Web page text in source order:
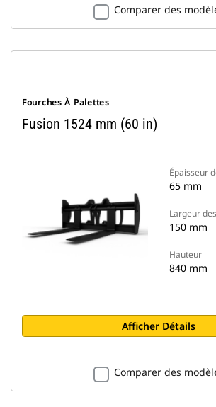
Comparer des
Fourches À Palettes
Fusion 1524 mm (60 in)
Épaisseur
65 mm
Largeur
150 mm
Hauteur
840 mm
Afficher Détails
Comparer des